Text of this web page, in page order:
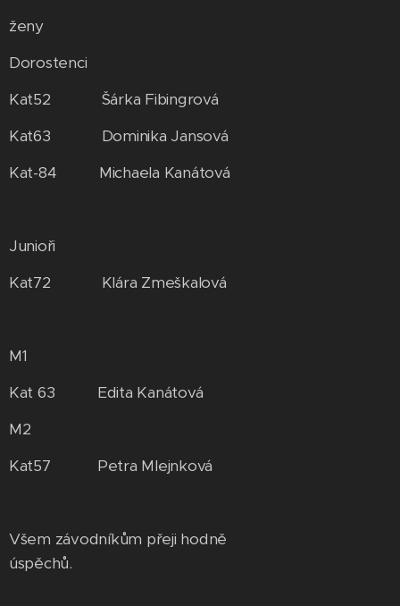
ženy
Dorostenci
Kat52 Šárka Fibingrová
Kat63 Dominika Jansová
Kat-84 Michaela Kanátová
Junioři
Kat72 Klára Zmeškalová
M1
Kat 63 Edita Kanátová
M2
Kat57 Petra Mlejnková
Všem závodníkům přeji hodně
úspěchů.